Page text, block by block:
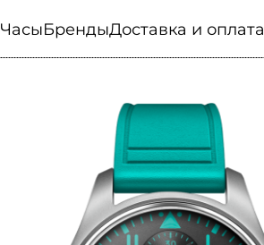
ЧасыБрендыДоставка и оплата